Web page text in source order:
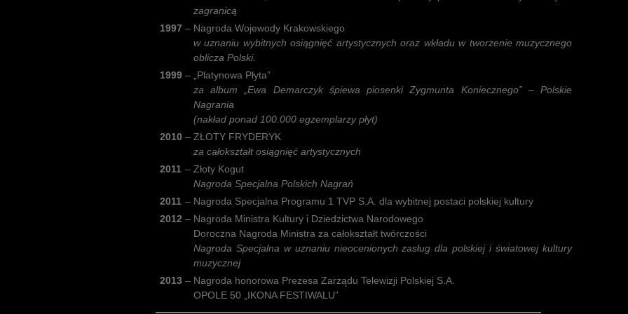
zagranicą
1997 – Nagroda Wojewody Krakowskiego
w uznaniu wybitnych osiągnięć artystycznych oraz wkładu w tworzenie muzycznego
oblicza Polski.
1999 –
„Platynowa Płyta”
za album „Ewa Demarczyk śpiewa piosenki Zygmunta Koniecznego” – Polskie
Nagrania
(nakład ponad 100.000 egzemplarzy płyt)
2010 – ZŁOTY FRYDERYK
za całokształt osiągnięć artystycznych
2011 – Złoty Kogut
Nagroda Specjalna Polskich Nagrań
2011 – Nagroda Specjalna Programu 1 TVP S.A. dla wybitnej postaci polskiej kultury
2012 – Nagroda Ministra Kultury i Dziedzictwa Narodowego
Doroczna Nagroda Ministra za całokształt twórczości
Nagroda Specjalna w uznaniu nieocenionych zasług dla polskiej i światowej kultury
muzycznej
2013 – Nagroda honorowa Prezesa Zarządu Telewizji Polskiej S.A.
OPOLE 50 „IKONA FESTIWALU”